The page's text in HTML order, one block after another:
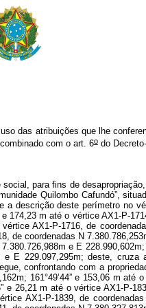
das atribuições que lhe
com o art. 6odo
para fins de